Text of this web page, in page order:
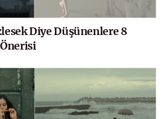
Diye Düşünenlere 8